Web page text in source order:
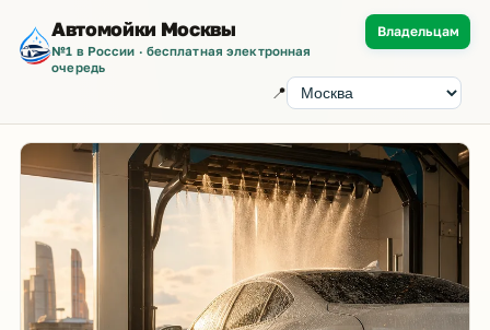
Автомойки Москвы
№1 в России · бесплатная электронная
очередь
📍
Владельцам